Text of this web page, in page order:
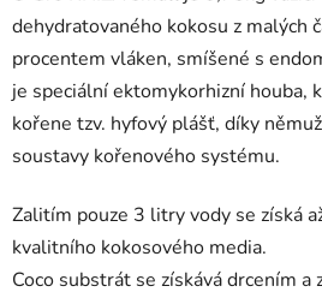
dehydratovaného kokosu z malých
procentem vláken, smíšené s
je speciální ektomykorhizní houba,
kořene tzv. hyfový plášť, díky
soustavy kořenového systému.
Zalitím pouze 3 litry vody se získá
kvalitního kokosového media.
Coco substrát se získává drcením a